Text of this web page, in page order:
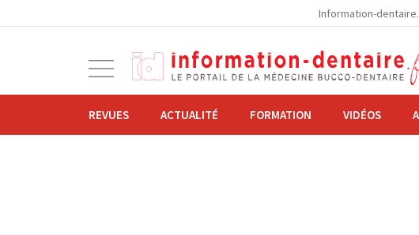
Information-
navigation
REVUES ACTUALITÉ FORMATION VIDÉOS